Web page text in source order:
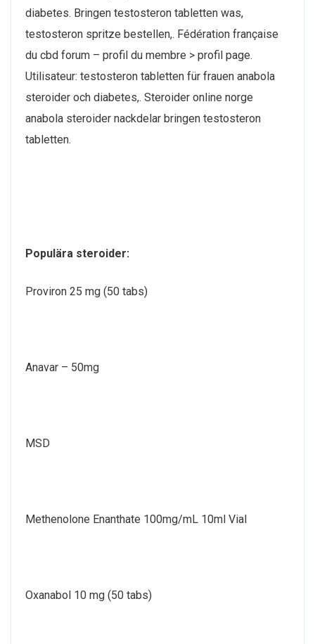
diabetes. Bringen testosteron tabletten was,
testosteron spritze bestellen,. Fédération française
du cbd forum – profil du membre > profil page.
Utilisateur: testosteron tabletten für frauen anabola
steroider och diabetes,. Steroider online norge
anabola steroider nackdelar bringen testosteron
tabletten.
Populära steroider:
Proviron 25 mg (50 tabs)
Anavar – 50mg
MSD
Methenolone Enanthate 100mg/mL 10ml Vial
Oxanabol 10 mg (50 tabs)